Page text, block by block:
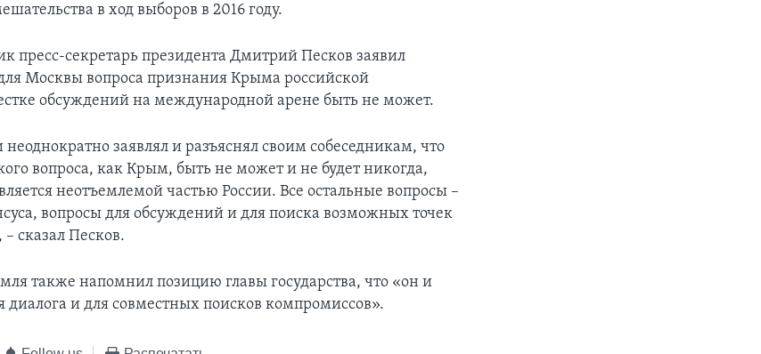
в ход выборов в 2016 году.
пресс-секретарь президента Дмитрий Песков заявил
Москвы вопроса признания Крыма российской
обсуждений на международной арене быть не может.
заявлял и разъяснял своим собеседникам, что
вопроса, как Крым, быть не может и не будет никогда,
неотъемлемой частью России. Все остальные вопросы –
вопросы для обсуждений и для поиска возможных точек
сказал Песков.
также напомнил позицию главы государства, что «он и
диалога и для совместных поисков компромиссов».